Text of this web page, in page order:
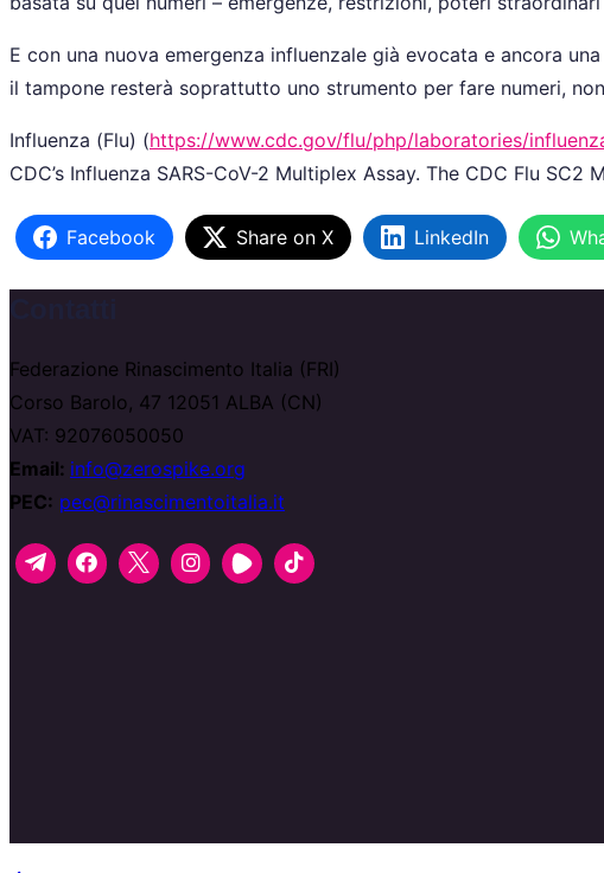
E con una nuova emergenza influenzale già evocata e ancora
il tampone resterà soprattutto uno strumento per fare numeri,
Influenza (Flu) (https://www.cdc.gov/flu/php/laboratories/
CDC’s Influenza SARS-CoV-2 Multiplex Assay. The CDC Flu
Facebook Share on X LinkedIn
Federazione Rinascimento Italia (FRI)
Corso Barolo, 47 12051 ALBA (CN)
VAT: 92076050050
Email: info@zerospike.org
PEC: pec@rinascimentoitalia.it